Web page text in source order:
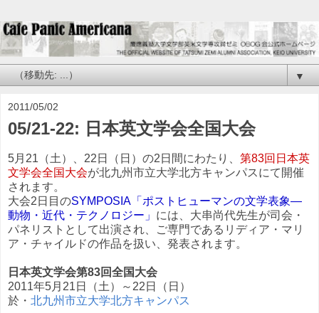
▼
2011/05/02
05/21-22: 日本英文学会全国大会
5月21（土）、22日（日）の2日間にわたり、 第83回日本英
文学会全国大会が北九州市立大学北方キャンパスにて開催
されます。
大会2日目のSYMPOSIA「ポストヒューマンの文学表象―
動物・近代・テクノロジー」 には、大串尚代先生が司会・
パネリストとして出演され、ご専門であるリディア・マリ
ア・チャイルドの作品を扱い、発表されます。
日本英文学会第83回全国大会
2011年5月21日（土）～22日（日）
於・ 北九州市立大学北方キャンパス